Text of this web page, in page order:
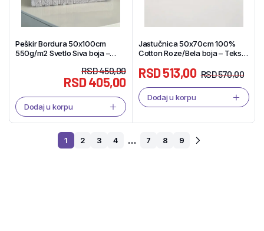
Peškir Bordura 50x100cm
550g/m2 Svetlo Siva boja –
RSD450,00
RSD405,00
Dodaj u korpu
Jastučnica 50x70cm 100%
Cotton Roze/Bela boja – Tekstil
RSD570,00
RSD513,00
Dodaj u korpu
1 2 3 4 … 7 8 9